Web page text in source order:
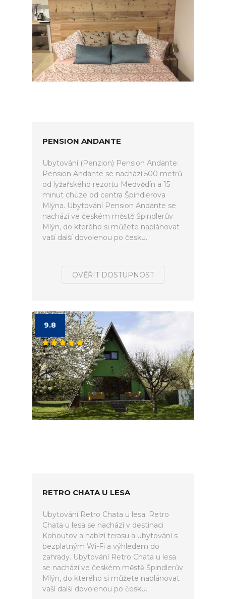
PENSION ANDANTE
Ubytování (Penzion) Pension Andante.
Pension Andante se nachází 500 metrů
od lyžařského rezortu Medvědín a 15
minut chůze od centra Špindlerova
Mlýna. Ubytování Pension Andante se
nachází ve českém městě Špindlerův
Mlýn, do kterého si můžete naplánovat
vaší další dovolenou po česku.
OVĚŘIT DOSTUPNOST
9.8
RETRO CHATA U LESA
Ubytování Retro Chata u lesa. Retro
Chata u lesa se nachází v destinaci
Kohoutov a nabízí terasu a ubytování s
bezplatným Wi-Fi a výhledem do
zahrady. Ubytování Retro Chata u lesa
se nachází ve českém městě Špindlerův
Mlýn, do kterého si můžete naplánovat
vaší další dovolenou po česku.